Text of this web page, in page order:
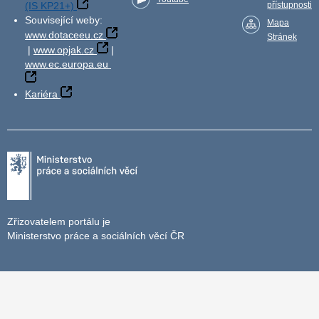
(IS KP21+)
Související weby:
www.dotaceeu.cz
| www.opjak.cz
|
www.ec.europa.eu
Kariéra
přístupnosti
Mapa
Stránek
Zřizovatelem portálu je
Ministerstvo práce a sociálních věcí ČR